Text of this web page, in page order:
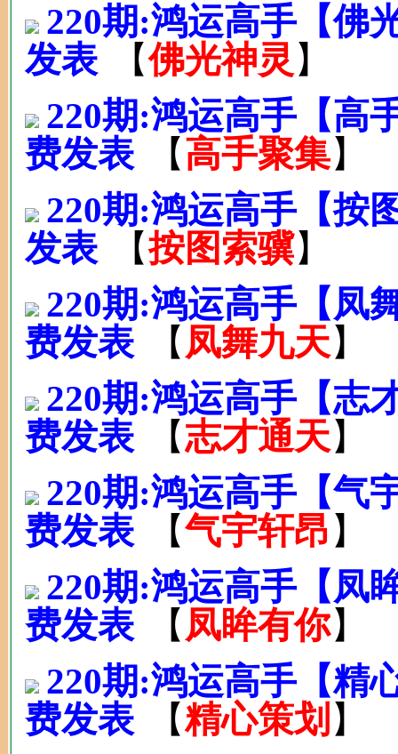
220期:鸿运高手【
发表
【佛光神灵 】
220期:鸿运高手【
费发表
【高手聚集】
220期:鸿运高手【
发表
【按图索骥】
220期:鸿运高手【
费发表
【 凤舞九天】
220期:鸿运高手【
费发表
【志才通天】
220期:鸿运高手【
费发表
【气宇轩昂 】
220期:鸿运高手【
费发表
【 凤眸有你】
220期:鸿运高手【
费发表
【精心策划 】